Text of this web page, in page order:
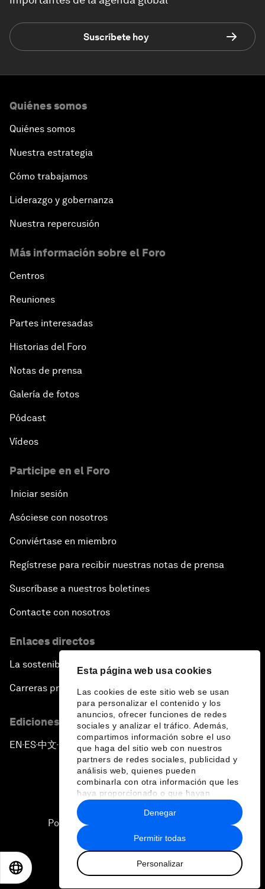
Esta página web usa cookies
Las cookies de este sitio web se usan
para personalizar el contenido y los
anuncios, ofrecer funciones de redes
sociales y analizar el tráfico. Además,
compartimos información sobre el uso
que haga del sitio web con nuestros
partners de redes sociales, publicidad y
análisis web, quienes pueden
combinarla con otra información que les
haya proporcionado o que hayan
recopilado a partir del uso que haya
hecho de sus servicios.
Permitir todas
Personalizar
Denegar
Suscríbete hoy
Quiénes somos
Quiénes somos
Nuestra estrategia
Cómo trabajamos
Liderazgo y gobernanza
Nuestra repercusión
Más información sobre el Foro
Centros
Reuniones
Partes interesadas
Historias del Foro
Notas de prensa
Galería de fotos
Pódcast
Vídeos
Participe en el Foro
Iniciar sesión
Asóciese con nosotros
Conviértase en miembro
Regístrese para recibir nuestras notas de prensa
Suscríbase a nuestros boletines
Contacte con nosotros
Enlaces directos
La sostenibilidad en el Foro
Carreras profesionales
Ediciones en otros idiomas
EN ▪ES▪中文▪ 日本語
Política de privacidad y normas de uso
Sitemap
2026 Foro Económico Mundial